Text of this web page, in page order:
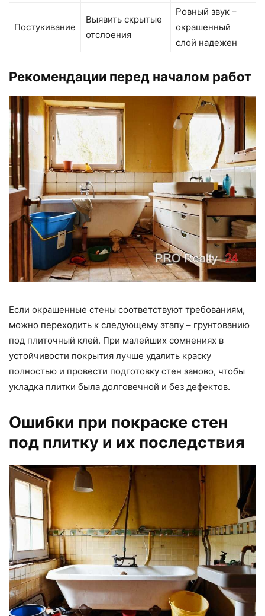
Постукивание
Выявить скрытые
отслоения
Ровный звук –
окрашенный
слой надежен
Рекомендации перед началом работ
Если окрашенные стены соответствуют требованиям,
можно переходить к следующему этапу – грунтованию
под плиточный клей. При малейших сомнениях в
устойчивости покрытия лучше удалить краску
полностью и провести подготовку стен заново, чтобы
укладка плитки была долговечной и без дефектов.
Ошибки при покраске стен
под плитку и их последствия